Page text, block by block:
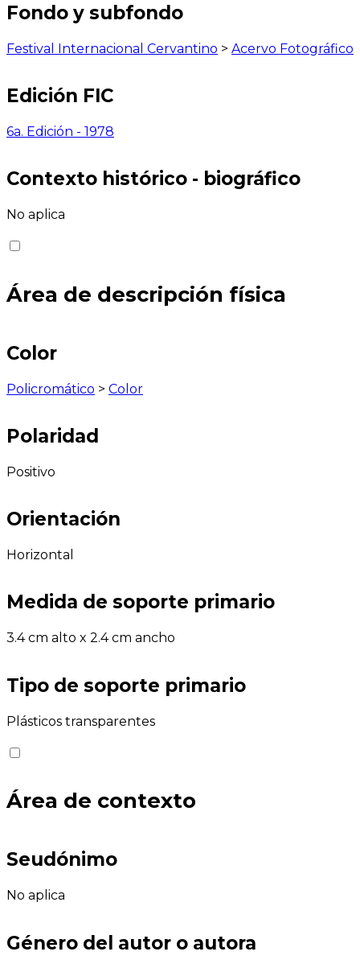
Fondo y subfondo
Festival Internacional Cervantino > Acervo Fotográfico
Edición FIC
6a. Edición - 1978
Contexto histórico - biográfico
No aplica
Área de descripción física
Color
Policromático > Color
Polaridad
Positivo
Orientación
Horizontal
Medida de soporte primario
3.4 cm alto x 2.4 cm ancho
Tipo de soporte primario
Plásticos transparentes
Área de contexto
Seudónimo
No aplica
Género del autor o autora